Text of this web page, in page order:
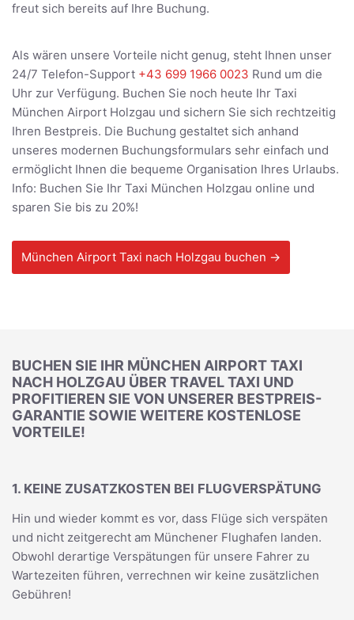
freut sich bereits auf Ihre Buchung.
Als wären unsere Vorteile nicht genug, steht Ihnen unser
24/7 Telefon-Support +43 699 1966 0023 Rund um die
Uhr zur Verfügung. Buchen Sie noch heute Ihr Taxi
München Airport Holzgau und sichern Sie sich rechtzeitig
Ihren Bestpreis. Die Buchung gestaltet sich anhand
unseres modernen Buchungsformulars sehr einfach und
ermöglicht Ihnen die bequeme Organisation Ihres Urlaubs.
Info: Buchen Sie Ihr Taxi München Holzgau online und
sparen Sie bis zu 20%!
München Airport Taxi nach Holzgau buchen →
BUCHEN SIE IHR MÜNCHEN AIRPORT TAXI
NACH HOLZGAU ÜBER TRAVEL TAXI UND
PROFITIEREN SIE VON UNSERER BESTPREIS-
GARANTIE SOWIE WEITERE KOSTENLOSE
VORTEILE!
1. KEINE ZUSATZKOSTEN BEI FLUGVERSPÄTUNG
Hin und wieder kommt es vor, dass Flüge sich verspäten
und nicht zeitgerecht am Münchener Flughafen landen.
Obwohl derartige Verspätungen für unsere Fahrer zu
Wartezeiten führen, verrechnen wir keine zusätzlichen
Gebühren!